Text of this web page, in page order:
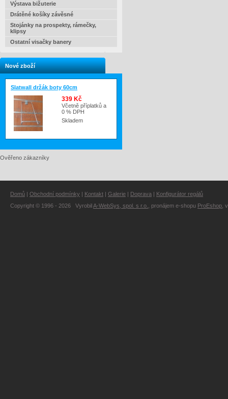
Výstava bižuterie
Drátěné košíky závěsné
Stojánky na prospekty, rámečky,
klipsy
Ostatní visačky banery
Nové zboží
Slatwall držák boty 60cm
339 Kč
Včetně příplatků a
0 % DPH
Skladem
Ověřeno zákazníky
Domů | Obchodní podmínky | Kontakt | Galerie | Doprava | Konfigurátor regálů
Copyright © 1996 - 2026 VyrobilA-WebSys, spol. s r.o. , pronájem e-shopu ProEshop ,